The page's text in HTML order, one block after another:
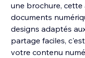
une brochure,
documents
designs adaptés
partage faciles,
votre contenu